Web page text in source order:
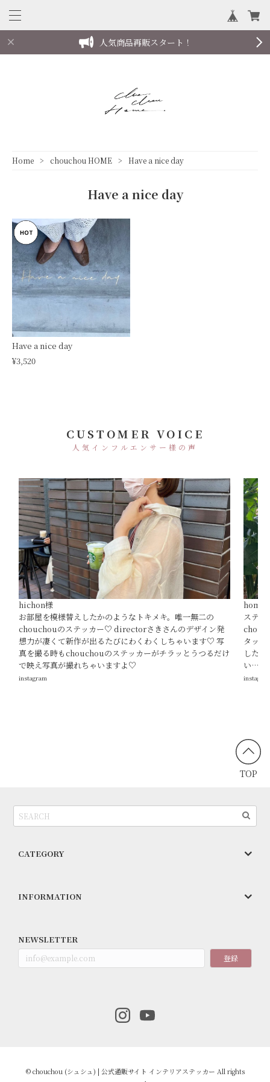
人気商品再販スタート！
Home chouchou HOME Have a nice day
Have a nice day
Have a nice day
¥3,520
CUSTOMER VOICE
人気インフルエンサー様の声
hichon様
お部屋を模様替えしたかのようなトキメキ。唯一無二の
chouchouのステッカー♡ directorさきさんのデザイン発
想力が凄くて新作が出るたびにわくわくしちゃいます♡ 写
真を撮る時もchouchouのステッカーがチラッとうつるだけ
で映え写真が撮れちゃいますよ♡
instagram
ステ
タッ
した♡.
い…♡
TOP
CATEGORY
INFORMATION
NEWSLETTER
登録
© chouchou (シュシュ) | 公式通販サイト インテリアステッカー All rights